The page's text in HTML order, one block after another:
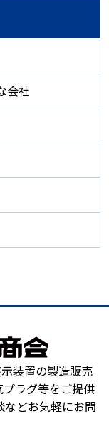
会社
装置の製造販売
ラグ等をご提供
などお気軽にお問